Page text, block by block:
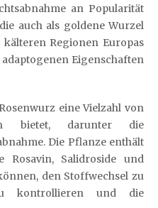
an Popularität
auch als goldene Wurzel
Regionen Europas
Eigenschaften
eine Vielzahl von
bietet, darunter die
Die Pflanze enthält
Rosavin, Salidroside und
den Stoffwechsel zu
kontrollieren und die